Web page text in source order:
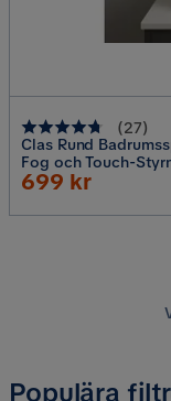
(27)
Clas Rund
Fog och Touch-
Rabatterat
699 kr
Populära